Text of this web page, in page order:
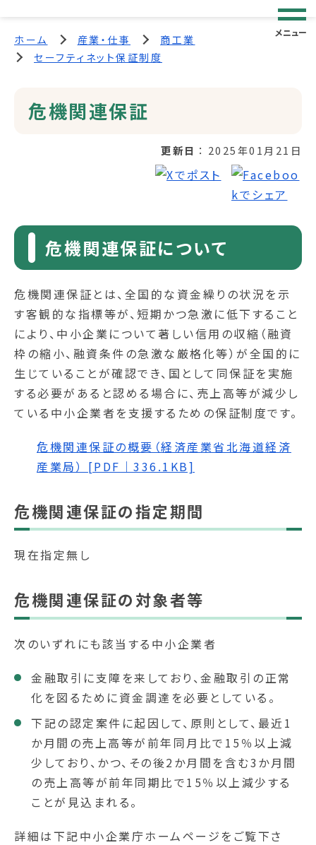
メニュー
ホーム 産業・仕事
商工業
セーフティネット保証制度
危機関連保証
更新日 2025年01月21日
危機関連保証について
危機関連保証とは、全国的な資金繰りの状況を示
す客観的な指標等が、短期かつ急激に低下すること
により、中小企業について著しい信用の収縮（融資
枠の縮小、融資条件の急激な厳格化等）が全国的に
生じていることが確認でき、国として同保証を実施
する必要があると認める場合に、売上高等が減少し
ている中小企業者を支援するための保証制度です。
危機関連保証の概要（経済産業省北海道経済
産業局） [PDF｜336.1KB]
危機関連保証の指定期間
現在指定無し
危機関連保証の対象者等
次のいずれにも該当する中小企業者
金融取引に支障を来しており、金融取引の正常
化を図るために資金調達を必要としている。
下記の認定案件に起因して、原則として、最近1
か月間の売上高等が前年同月比で15％以上減
少しており、かつ、その後2か月間を含む3か月間
の売上高等が前年同期比で15％以上減少する
ことが見込まれる。
詳細は下記中小企業庁ホームページをご覧下さ